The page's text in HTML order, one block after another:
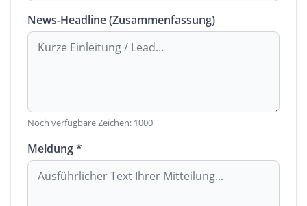
News-Headline (Zusammenfassung)
Noch verfügbare Zeichen: 1000
Meldung *